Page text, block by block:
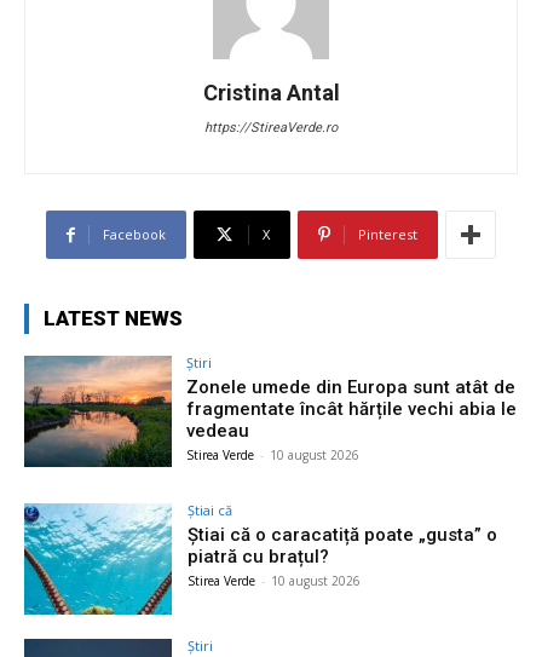
Cristina Antal
https://StireaVerde.ro
Facebook X Pinterest
LATEST NEWS
Știri
Zonele umede din Europa sunt atât de
fragmentate încât hărțile vechi abia le
vedeau
Stirea Verde - 10 august 2026
Știai că
Știai că o caracatiță poate „gusta” o
piatră cu brațul?
Stirea Verde - 10 august 2026
Știri